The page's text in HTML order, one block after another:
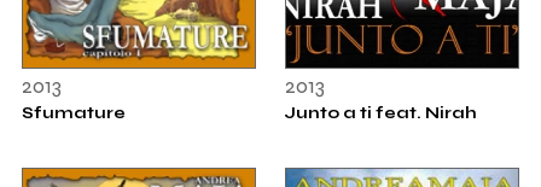
2013
Sfumature
2013
Junto a ti feat. Nirah